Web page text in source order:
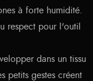
à forte humidité.
respect pour l'outil
dans un tissu
petits gestes créent